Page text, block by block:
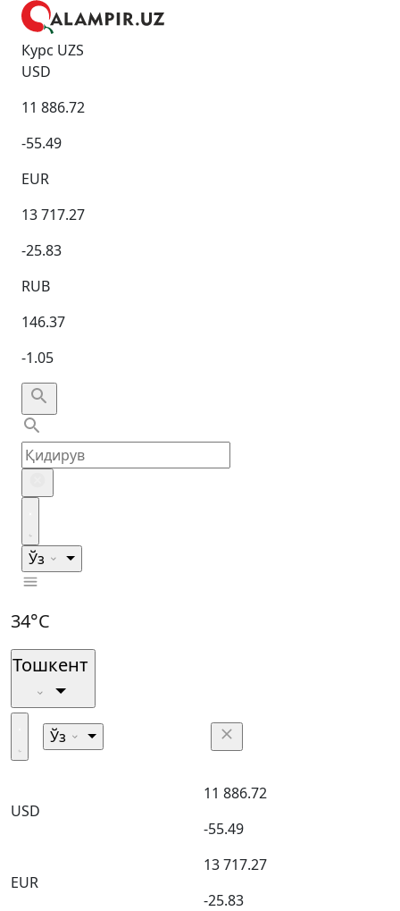
Курс UZS
USD
11 886.72
-55.49
EUR
13 717.27
-25.83
RUB
146.37
-1.05
Ўз
34°C
Тошкент
Ўз
USD
11 886.72
-55.49
EUR
13 717.27
-25.83